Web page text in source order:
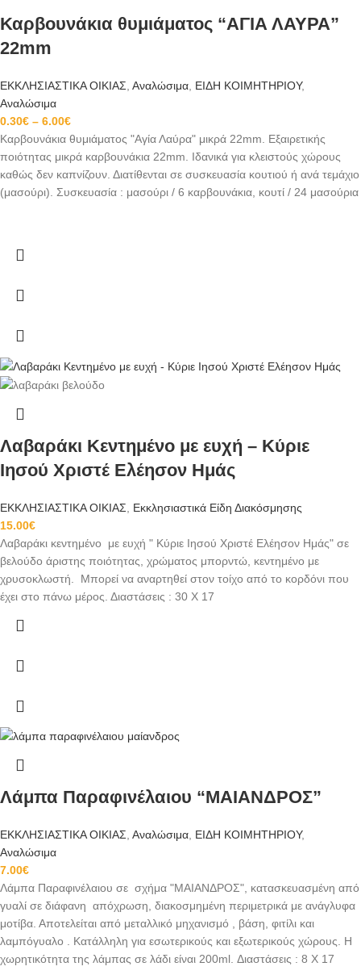
Καρβουνάκια θυμιάματος “ΑΓΙΑ ΛΑΥΡΑ”
22mm
ΕΚΚΛΗΣΙΑΣΤΙΚΑ ΟΙΚΙΑΣ, Αναλώσιμα, ΕΙΔΗ ΚΟΙΜΗΤΗΡΙΟΥ,
Αναλώσιμα
0.30€ – 6.00€
Καρβουνάκια θυμιάματος "Αγία Λαύρα" μικρά 22mm. Εξαιρετικής
ποιότητας μικρά καρβουνάκια 22mm. Ιδανικά για κλειστούς χώρους
καθώς δεν καπνίζουν. Διατίθενται σε συσκευασία κουτιού ή ανά τεμάχιο
(μασούρι). Συσκευασία : μασούρι / 6 καρβουνάκια, κουτί / 24 μασούρια
Λαβαράκι Κεντημένο με ευχή – Κύριε
Ιησού Χριστέ Ελέησον Ημάς
ΕΚΚΛΗΣΙΑΣΤΙΚΑ ΟΙΚΙΑΣ
Εκκλησιαστικά Είδη Διακόσμησης
15.00€
Λαβαράκι κεντημένo με ευχή " Κύριε Ιησού Χριστέ Ελέησον Ημάς" σε
βελούδο άριστης ποιότητας, χρώματος μπορντώ, κεντημένο με
χρυσοκλωστή. Μπορεί να αναρτηθεί στον τοίχο από το κορδόνι που
έχει στο πάνω μέρος. Διαστάσεις : 30 Χ 17
Λάμπα Παραφινέλαιου “ΜΑΙΑΝΔΡΟΣ”
ΕΚΚΛΗΣΙΑΣΤΙΚΑ ΟΙΚΙΑΣ, Αναλώσιμα, ΕΙΔΗ ΚΟΙΜΗΤΗΡΙΟΥ,
Αναλώσιμα
7.00€
Λάμπα Παραφινέλαιου σε σχήμα "ΜΑΙΑΝΔΡΟΣ", κατασκευασμένη από
γυαλί σε διάφανη απόχρωση, διακοσμημένη περιμετρικά με ανάγλυφα
μοτίβα. Αποτελείται από μεταλλικό μηχανισμό , βάση, φιτίλι και
λαμπόγυαλο . Κατάλληλη για εσωτερικούς και εξωτερικούς χώρους. Η
χωρητικότητα της λάμπας σε λάδι είναι 200ml. Διαστάσεις : 8 Χ 17